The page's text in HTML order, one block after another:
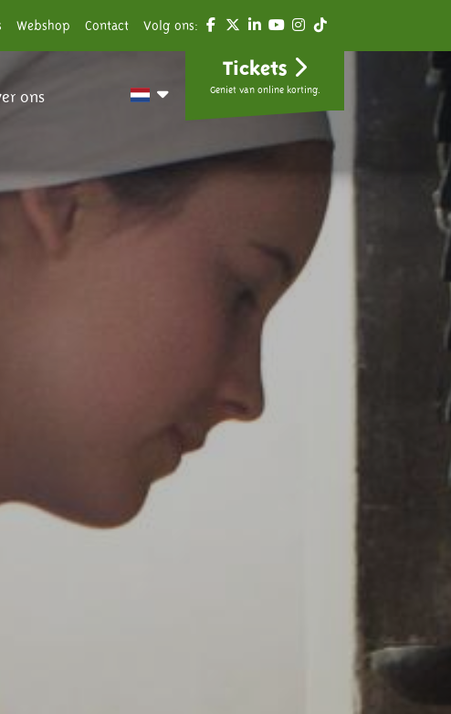
Webshop Contact Volg ons:
ons
Tickets
Geniet van online korting.